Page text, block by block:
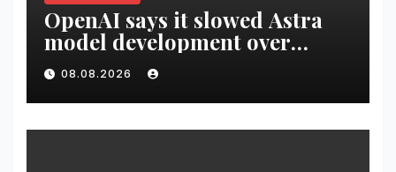
OpenAI says it slowed Astra
model development over
security concerns | VseTime.ru
08.08.2026